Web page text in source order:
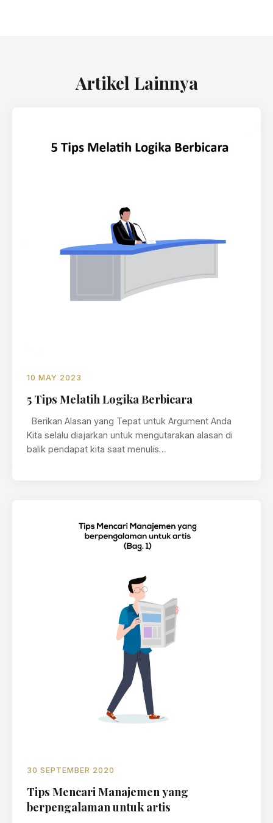
Artikel Lainnya
10 MAY 2023
5 Tips Melatih Logika Berbicara
Berikan Alasan yang Tepat untuk Argument Anda
Kita selalu diajarkan untuk mengutarakan alasan di
balik pendapat kita saat menulis…
30 SEPTEMBER 2020
Tips Mencari Manajemen yang
berpengalaman untuk artis